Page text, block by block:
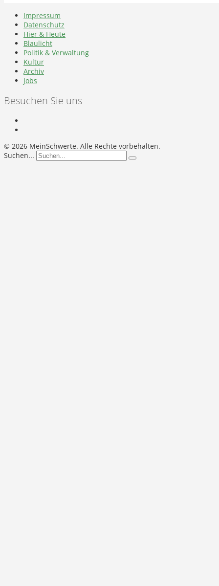
Impressum
Datenschutz
Hier & Heute
Blaulicht
Politik & Verwaltung
Kultur
Archiv
Jobs
Besuchen Sie uns
© 2026 MeinSchwerte. Alle Rechte vorbehalten.
Suchen...